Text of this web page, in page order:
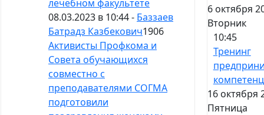
лечебном факультете
08.03.2023 в 10:44 - Баззаев
Батрадз Казбекович1906
Активисты Профкома и
Совета обучающихся
совместно с
преподавателями СОГМА
подготовили
6 октября
Вторник
10:45
Тренинг
16 октября
Пятница